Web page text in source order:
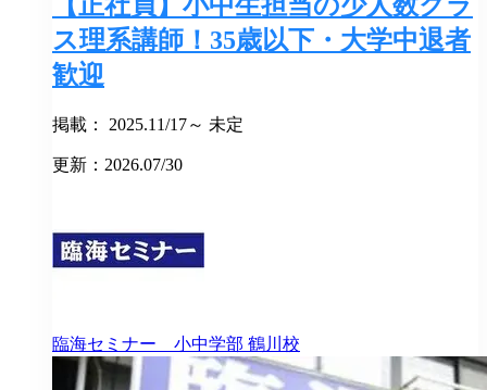
【正社員】小中生担当の少人数クラ
ス理系講師！35歳以下・大学中退者
歓迎
掲載： 2025.11/17～ 未定
更新：2026.07/30
臨海セミナー 小中学部 鶴川校